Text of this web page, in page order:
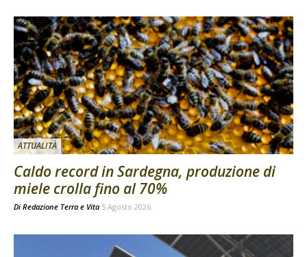
ATTUALITÀ
Caldo record in Sardegna, produzione di
miele crolla fino al 70%
Di Redazione Terra e Vita 5 Agosto 2026